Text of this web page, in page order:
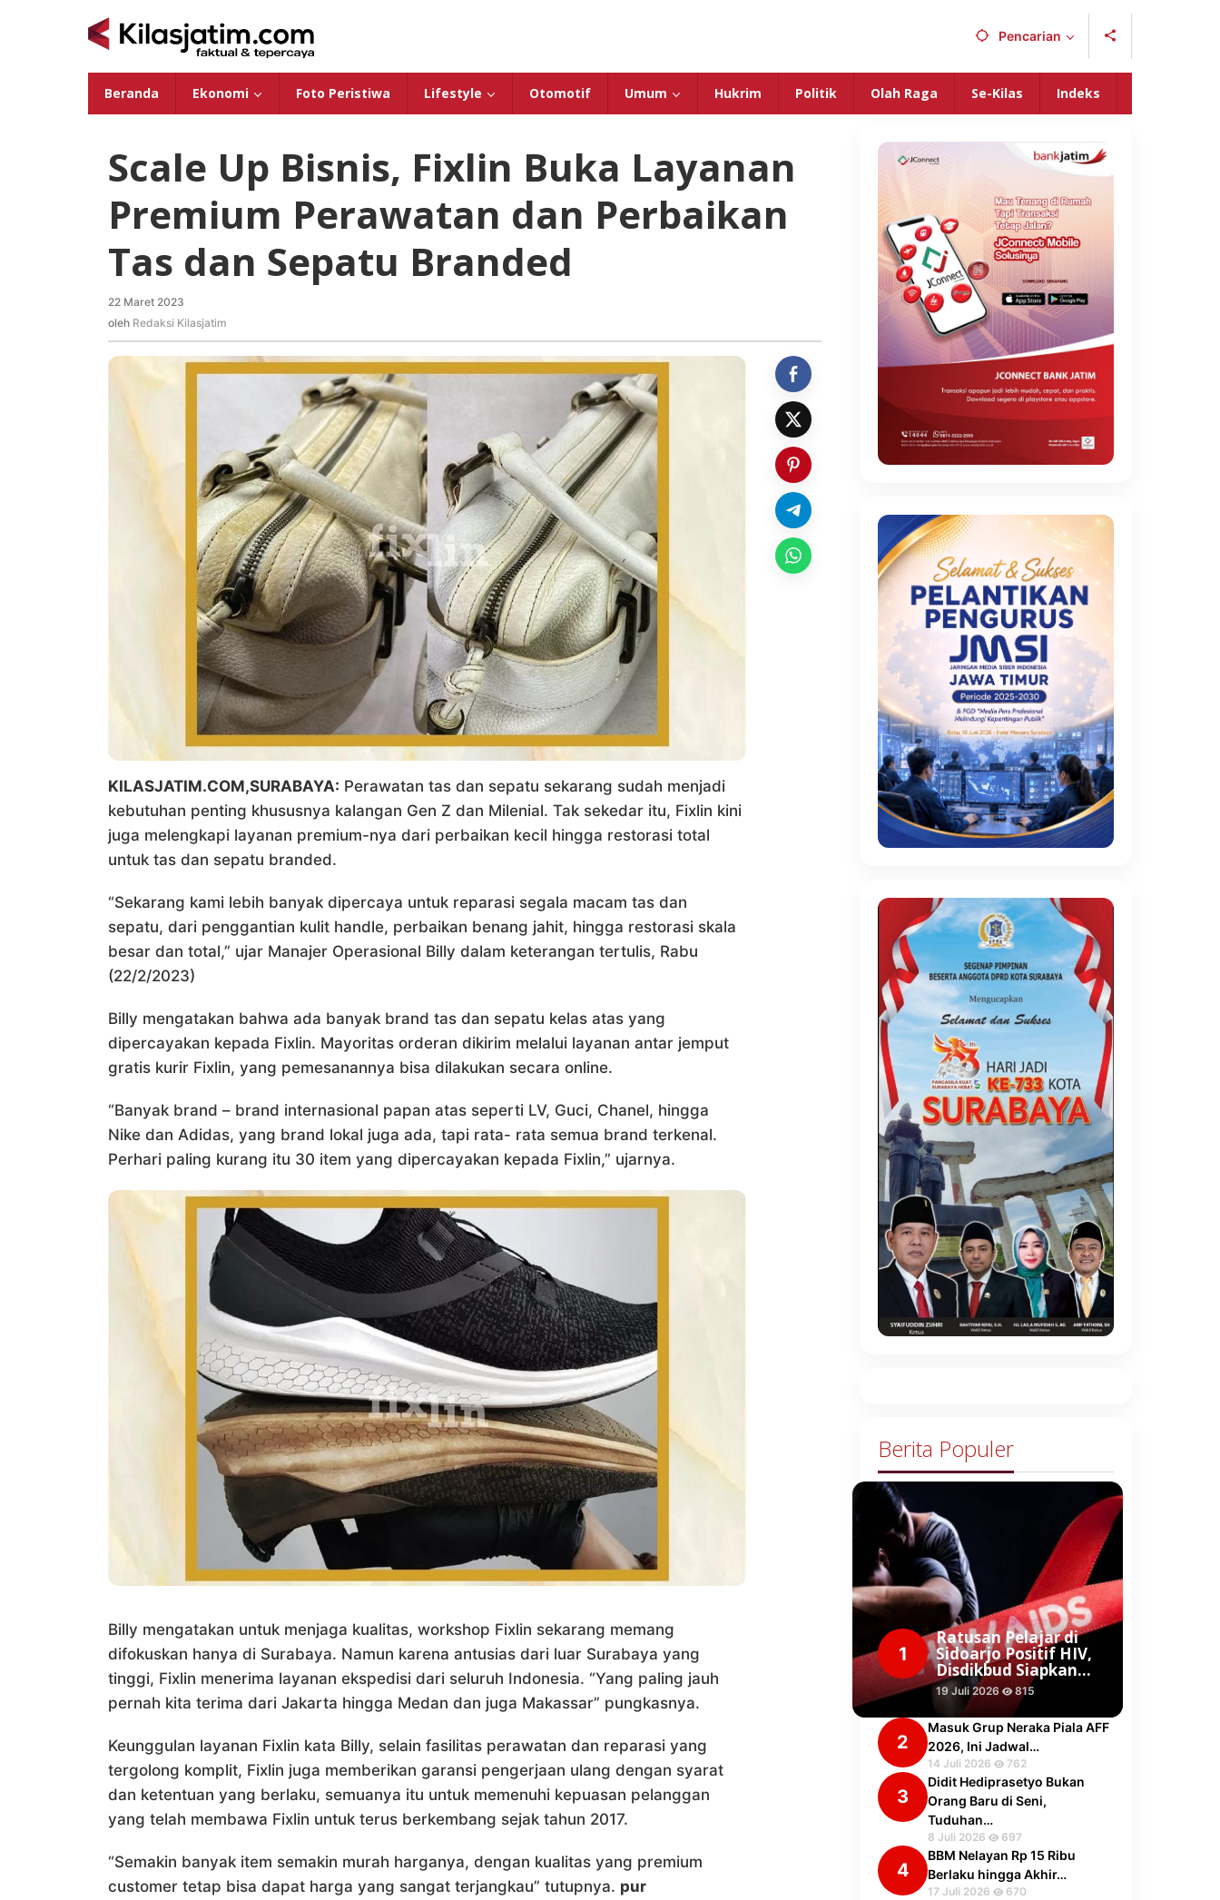
Pencarian
Beranda Ekonomi Foto Peristiwa Lifestyle Otomotif Umum Hukrim Politik Olah Raga Se-Kilas Indeks
Scale Up Bisnis, Fixlin Buka Layanan
Premium Perawatan dan Perbaikan
Tas dan Sepatu Branded
22 Maret 2023
Redaksi
oleh Redaksi Kilasjatim
KILASJATIM.COM,SURABAYA: Perawatan tas dan sepatu sekarang sudah menjadi
kebutuhan penting khususnya kalangan Gen Z dan Milenial. Tak sekedar itu, Fixlin kini
juga melengkapi layanan premium-nya dari perbaikan kecil hingga restorasi total
untuk tas dan sepatu branded.
“Sekarang kami lebih banyak dipercaya untuk reparasi segala macam tas dan
sepatu, dari penggantian kulit handle, perbaikan benang jahit, hingga restorasi skala
besar dan total,” ujar Manajer Operasional Billy dalam keterangan tertulis, Rabu
(22/2/2023)
Billy mengatakan bahwa ada banyak brand tas dan sepatu kelas atas yang
dipercayakan kepada Fixlin. Mayoritas orderan dikirim melalui layanan antar jemput
gratis kurir Fixlin, yang pemesanannya bisa dilakukan secara online.
“Banyak brand – brand internasional papan atas seperti LV, Guci, Chanel, hingga
Nike dan Adidas, yang brand lokal juga ada, tapi rata- rata semua brand terkenal.
Perhari paling kurang itu 30 item yang dipercayakan kepada Fixlin,” ujarnya.
Billy mengatakan untuk menjaga kualitas, workshop Fixlin sekarang memang
difokuskan hanya di Surabaya. Namun karena antusias dari luar Surabaya yang
tinggi, Fixlin menerima layanan ekspedisi dari seluruh Indonesia. “Yang paling jauh
pernah kita terima dari Jakarta hingga Medan dan juga Makassar” pungkasnya.
Keunggulan layanan Fixlin kata Billy, selain fasilitas perawatan dan reparasi yang
tergolong komplit, Fixlin juga memberikan garansi pengerjaan ulang dengan syarat
dan ketentuan yang berlaku, semuanya itu untuk memenuhi kepuasan pelanggan
yang telah membawa Fixlin untuk terus berkembang sejak tahun 2017.
“Semakin banyak item semakin murah harganya, dengan kualitas yang premium
customer tetap bisa dapat harga yang sangat terjangkau” tutupnya. pur
Berita Populer
1
Ratusan Pelajar di
Sidoarjo Positif HIV,
Disdikbud Siapkan…
19 Juli 2026 815
2
Masuk Grup Neraka Piala AFF
2026, Ini Jadwal…
14 Juli 2026 762
3
Didit Hediprasetyo Bukan
Orang Baru di Seni,
Tuduhan…
8 Juli 2026 697
4
BBM Nelayan Rp 15 Ribu
Berlaku hingga Akhir…
17 Juli 2026 670